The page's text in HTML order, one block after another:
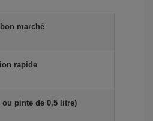
marché
rapide
ou pinte de 0,5 litre)